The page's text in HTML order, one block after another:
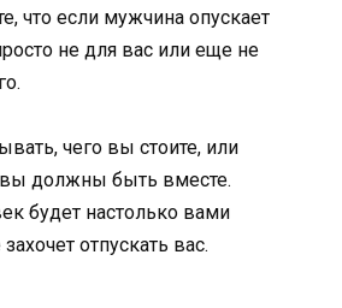
что если мужчина опускает
не для вас или еще не
чего вы стоите, или
вы должны быть вместе.
будет настолько вами
отпускать вас.